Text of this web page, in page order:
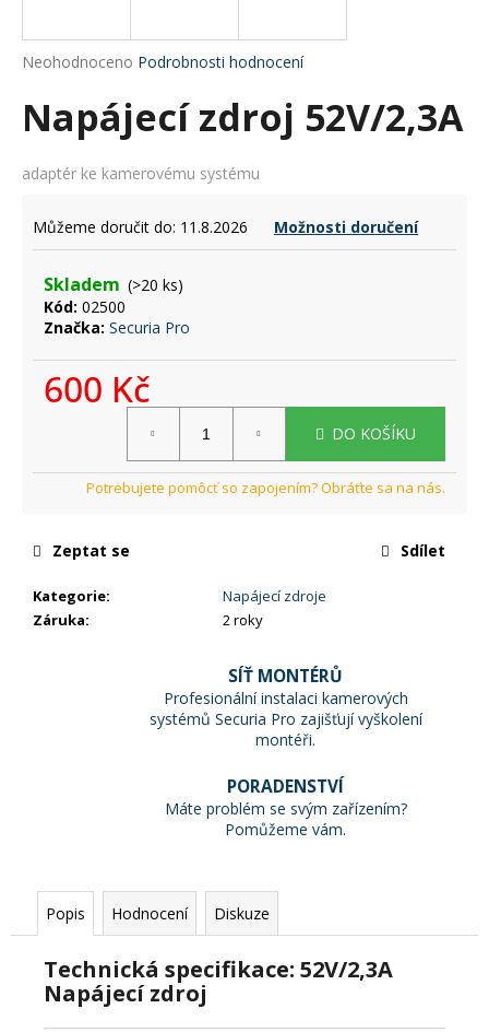
Průměrné
produktu
je
5
Neohodnoceno Podrobnosti hodnocení
Napájecí zdroj 52V/2,3A
adaptér ke kamerovému systému
Můžeme doručit do: 11.8.2026 Možnosti doručení
Skladem (>20 ks)
Kód: 02500
Značka: Securia Pro
600 Kč
DO KOŠÍKU
Kategorie:
Napájecí zdroje
Záruka: 2 roky
Zeptat se Sdílet
SÍŤ MONTÉRŮ
Profesionální instalaci kamerových
systémů Securia Pro zajišťují vyškolení
montéři.
PORADENSTVÍ
Máte problém se svým zařízením?
Pomůžeme vám.
Popis Hodnocení Diskuze
Technická specifikace: 52V/2,3A
Napájecí zdroj
j
t
?
HLEDAT
u
e
m
e